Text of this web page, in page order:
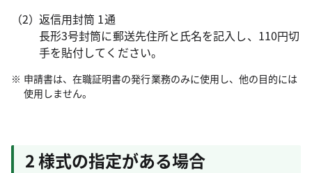
返信用封筒 1通
長形3号封筒に郵送先住所と氏名を記入し、110円切
手を貼付してください。
申請書は、在職証明書の発行業務のみに使用し、他の目的には
使用しません。
2 様式の指定がある場合